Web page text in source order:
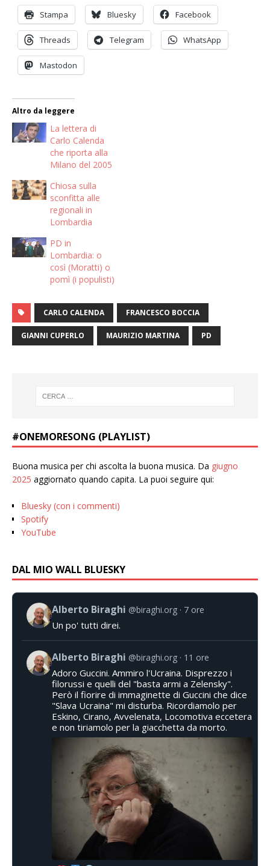
Stampa Bluesky Facebook
Threads Telegram WhatsApp
Mastodon
Altro da leggere
La lettera di
Carlo Calenda
che riporta alla
Milano del 2005
Chiosa sulla
sconfitta alle
regionali in
Lombardia
PD in
Lombardia: o
così (Moratti) o
pomì (i populisti)
CARLO CALENDA FRANCESCO BOCCIA
GIANNI CUPERLO MAURIZIO MARTINA PD
#ONEMORESONG (PLAYLIST)
Buona musica per chi ascolta la buona musica. Da giugno
2025 aggiornato quando capita. La puoi seguire qui:
Bluesky (con i commenti)
Spotify
YouTube
DAL MIO WALL BLUESKY
Alberto Biraghi @biraghi.org 7 ore
Un po' tutti direi.
Alberto Biraghi @biraghi.org 11 ore
Adoro Guccini. Ammiro l'Ucraina. Disprezzo i
filorussi e quelli del "basta armi a Zelensky".
Però il fiorire di immaginette di Guccini che dice
"Slava Ucraina" mi disturba. Ricordiamolo per
Eskino, Cirano, Avvelenata, Locomotiva eccetera
e non tiriamolo per la giacchetta da morto.